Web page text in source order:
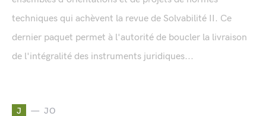
techniques qui achèvent la revue de Solvabilité II. Ce
dernier paquet permet à l'autorité de boucler la livraison
de l'intégralité des instruments juridiques...
J JO